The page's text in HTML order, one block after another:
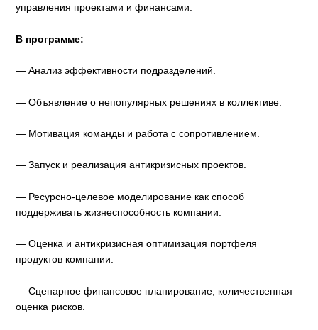
управления проектами и финансами.
В программе:
— Анализ эффективности подразделений.
— Объявление о непопулярных решениях в коллективе.
— Мотивация команды и работа с сопротивлением.
— Запуск и реализация антикризисных проектов.
— Ресурсно-целевое моделирование как способ
поддерживать жизнеспособность компании.
— Оценка и антикризисная оптимизация портфеля
продуктов компании.
— Сценарное финансовое планирование, количественная
оценка рисков.